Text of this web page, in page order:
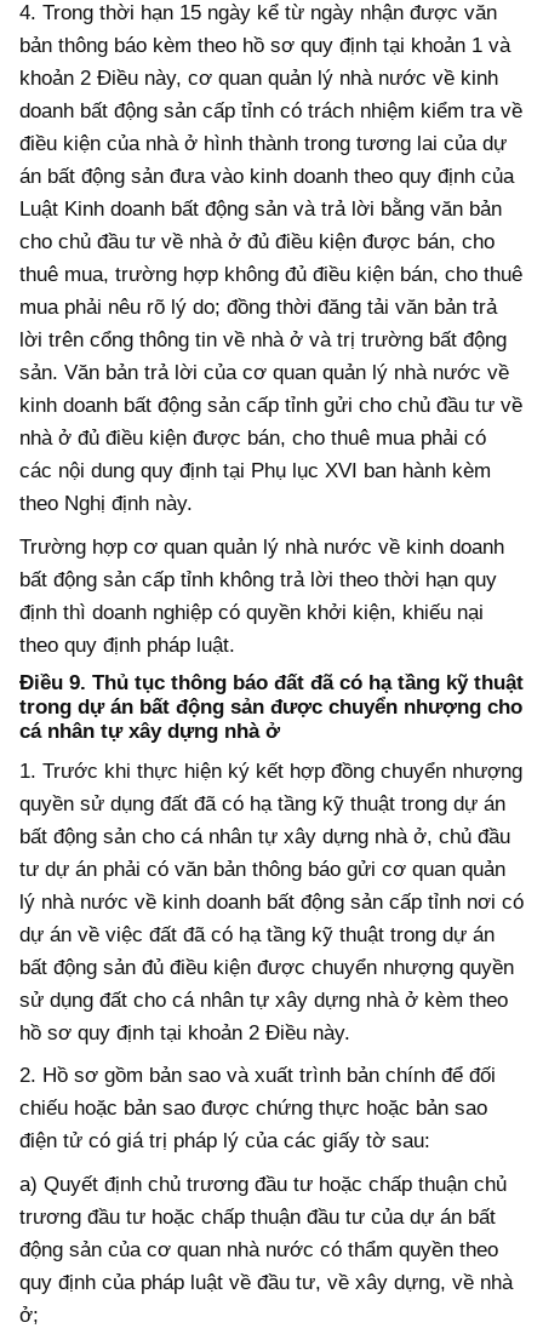
4. Trong thời hạn 15 ngày kể từ ngày nhận được văn
bản thông báo kèm theo hồ sơ quy định tại khoản 1 và
khoản 2 Điều này, cơ quan quản lý nhà nước về kinh
doanh bất động sản cấp tỉnh có trách nhiệm kiểm tra về
điều kiện của nhà ở hình thành trong tương lai của dự
án bất động sản đưa vào kinh doanh theo quy định của
Luật Kinh doanh bất động sản và trả lời bằng văn bản
cho chủ đầu tư về nhà ở đủ điều kiện được bán, cho
thuê mua, trường hợp không đủ điều kiện bán, cho thuê
mua phải nêu rõ lý do; đồng thời đăng tải văn bản trả
lời trên cổng thông tin về nhà ở và trị trường bất động
sản. Văn bản trả lời của cơ quan quản lý nhà nước về
kinh doanh bất động sản cấp tỉnh gửi cho chủ đầu tư về
nhà ở đủ điều kiện được bán, cho thuê mua phải có
các nội dung quy định tại Phụ lục XVI ban hành kèm
theo Nghị định này.
Trường hợp cơ quan quản lý nhà nước về kinh doanh
bất động sản cấp tỉnh không trả lời theo thời hạn quy
định thì doanh nghiệp có quyền khởi kiện, khiếu nại
theo quy định pháp luật.
Điều 9. Thủ tục thông báo đất đã có hạ tầng kỹ thuật
trong dự án bất động sản được chuyển nhượng cho
cá nhân tự xây dựng nhà ở
1. Trước khi thực hiện ký kết hợp đồng chuyển nhượng
quyền sử dụng đất đã có hạ tầng kỹ thuật trong dự án
bất động sản cho cá nhân tự xây dựng nhà ở, chủ đầu
tư dự án phải có văn bản thông báo gửi cơ quan quản
lý nhà nước về kinh doanh bất động sản cấp tỉnh nơi có
dự án về việc đất đã có hạ tầng kỹ thuật trong dự án
bất động sản đủ điều kiện được chuyển nhượng quyền
sử dụng đất cho cá nhân tự xây dựng nhà ở kèm theo
hồ sơ quy định tại khoản 2 Điều này.
2. Hồ sơ gồm bản sao và xuất trình bản chính để đối
chiếu hoặc bản sao được chứng thực hoặc bản sao
điện tử có giá trị pháp lý của các giấy tờ sau:
a) Quyết định chủ trương đầu tư hoặc chấp thuận chủ
trương đầu tư hoặc chấp thuận đầu tư của dự án bất
động sản của cơ quan nhà nước có thẩm quyền theo
quy định của pháp luật về đầu tư, về xây dựng, về nhà
ở;